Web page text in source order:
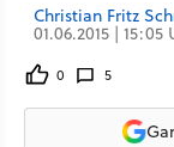
Christian Fritz
01.06.2015 |
0 5